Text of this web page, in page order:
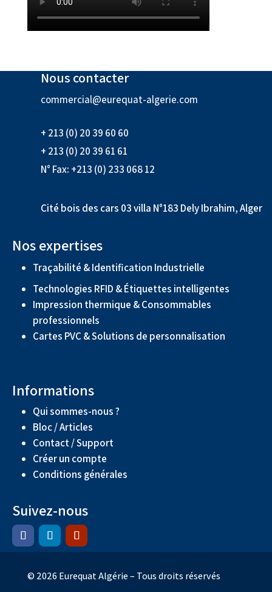
Nous contacter
commercial@eurequat-algerie.com
+ 213 (0) 20 39 60 60
+ 213 (0) 20 39 61 61
N° Fax: +213 (0) 233 068 12
Cité bois des cars 03 villa N°183 Dely Ibrahim, Alger
Nos expertises
Traçabilité & Identification Industrielle
Technologies RFID & Étiquettes intelligentes
Impression thermique & Consommables
professionnels
Cartes PVC & Solutions de personnalisation
Informations
Qui sommes-nous ?
Bloc / Articles
Contact / Support
Créer un compte
Conditions générales
Suivez-nous
© 2026 Eurequat Algérie – Tous droits réservés